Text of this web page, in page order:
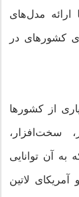
مدل‌های
کشورهای در
از کشورها
سخت‌افزار،
آن توانایی
لاتین